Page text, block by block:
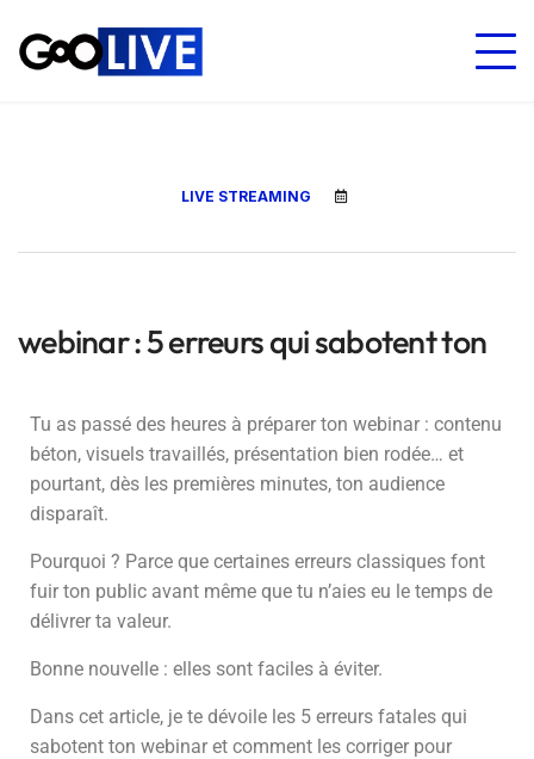
LIVE STREAMING
webinar : 5 erreurs qui sabotent ton
Tu as passé des heures à préparer ton webinar : contenu
béton, visuels travaillés, présentation bien rodée… et
pourtant, dès les premières minutes, ton audience
disparaît.
Pourquoi ? Parce que certaines erreurs classiques font
fuir ton public avant même que tu n’aies eu le temps de
délivrer ta valeur.
Bonne nouvelle : elles sont faciles à éviter.
Dans cet article, je te dévoile les 5 erreurs fatales qui
sabotent ton webinar et comment les corriger pour